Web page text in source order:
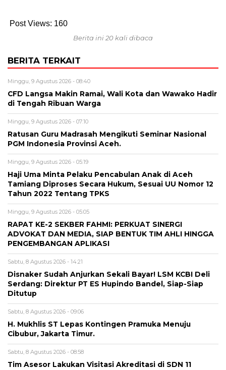
Post Views: 160
Berita ini 20 kali dibaca
BERITA TERKAIT
Minggu, 9 Agustus 2026 - 08:40
CFD Langsa Makin Ramai, Wali Kota dan Wawako Hadir
di Tengah Ribuan Warga
Minggu, 9 Agustus 2026 - 07:10
Ratusan Guru Madrasah Mengikuti Seminar Nasional
PGM Indonesia Provinsi Aceh.
Minggu, 9 Agustus 2026 - 05:19
Haji Uma Minta Pelaku Pencabulan Anak di Aceh
Tamiang Diproses Secara Hukum, Sesuai UU Nomor 12
Tahun 2022 Tentang TPKS
Minggu, 9 Agustus 2026 - 05:05
RAPAT KE-2 SEKBER FAHMI: PERKUAT SINERGI
ADVOKAT DAN MEDIA, SIAP BENTUK TIM AHLI HINGGA
PENGEMBANGAN APLIKASI
Sabtu, 8 Agustus 2026 - 14:21
Disnaker Sudah Anjurkan Sekali Bayar! LSM KCBI Deli
Serdang: Direktur PT ES Hupindo Bandel, Siap-Siap
Ditutup
Sabtu, 8 Agustus 2026 - 09:06
H. Mukhlis ST Lepas Kontingen Pramuka Menuju
Cibubur, Jakarta Timur.
Sabtu, 8 Agustus 2026 - 08:58
Tim Asesor Lakukan Visitasi Akreditasi di SDN 11